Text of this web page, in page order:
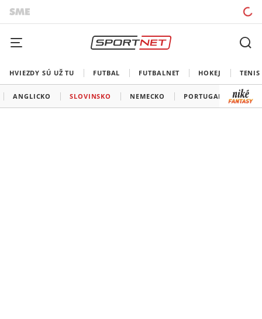
HVIEZDY SÚ UŽ TU FUTBAL FUTBALNET HOKEJ TENIS
ANGLICKO SLOVINSKO NEMECKO PORTUGALSKO